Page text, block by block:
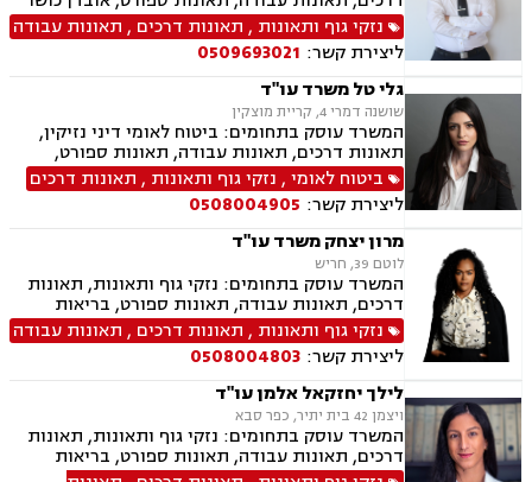
עבודה, תאונות תלמידים, רשלנות רפואית, רשלנות
רפואית- הריון ולידה, ביטוח לאומי
נזקי גוף ותאונות , תאונות דרכים , תאונות עבודה
ליצירת קשר: 0509693021
גלי טל משרד עו"ד
שושנה דמרי 4, קריית מוצקין
המשרד עוסק בתחומים: ביטוח לאומי דיני נזיקין,
תאונות דרכים, תאונות עבודה, תאונות ספורט,
בריאות הנפש אובדן כושר עבודה, תאונות תלמידים,
תאונות עקב רשלנות, צבא ומשרד הביטחון.
ביטוח לאומי, נזקי גוף ותאונות , תאונות דרכים
ליצירת קשר: 0508004905
מרון יצחק משרד עו"ד
לוטם 39, חריש
המשרד עוסק בתחומים: נזקי גוף ותאונות, תאונות
דרכים, תאונות עבודה, תאונות ספורט, בריאות
הנפש, אובדן כושר עבודה תאונות תלמידים, תאונות
עקב רשלנות, רשלנות רפואית, רשלנות רפואית הריון
ולידה, רשלנות רפואית רפואת שיניים
נזקי גוף ותאונות , תאונות דרכים , תאונות עבודה
ליצירת קשר: 0508004803
לילך יחזקאל אלמן עו"ד
ויצמן 42 בית יתיר, כפר סבא
המשרד עוסק בתחומים: נזקי גוף ותאונות, תאונות
דרכים, תאונות עבודה, תאונות ספורט, בריאות
הנפש, אובדן כושר עבודה, תאונות תלמידים, תאונות